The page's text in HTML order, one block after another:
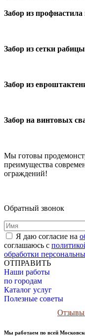
Забор из
Забор из сетки
Забор из
Забор на винтовых
Мы готовы
преимущества
ограждений!
Обратный звонок
Я даю согласие на
соглашаюсь с
обработки
ОТПРАВИТЬ
Наши работы
по городам
Каталог услуг
Полезные советы
Отзывы
Мы работаем по всей